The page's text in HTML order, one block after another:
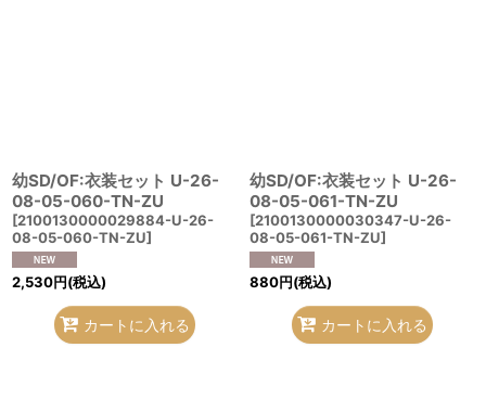
幼SD/OF:衣装セット U-26-
08-05-060-TN-ZU
[2100130000029884-U-26-
08-05-060-TN-ZU]
2,530円(税込)
カートに入れる
幼SD/OF:衣装セット U-26-
08-05-061-TN-ZU
[2100130000030347-U-26-
08-05-061-TN-ZU]
880円(税込)
カートに入れる